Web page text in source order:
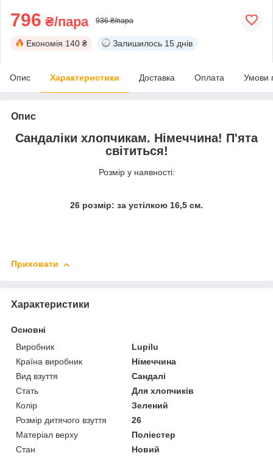
796 ₴/пара 936 ₴/пара
Економія 140 ₴ Залишилось 15 днів
Опис Характеристики Доставка Оплата Умови
Опис
Сандаліки хлопчикам. Німеччина! П'ята
світиться!
Розмір у наявності:
26 розмір: за устілкою 16,5 см.
Приховати
Характеристики
Основні
Виробник
Lupilu
Країна виробник
Німеччина
Вид взуття
Сандалі
Стать
Для хлопчиків
Колір
Зелений
Розмір дитячого взуття
26
Матеріал верху
Поліестер
Стан
Новий